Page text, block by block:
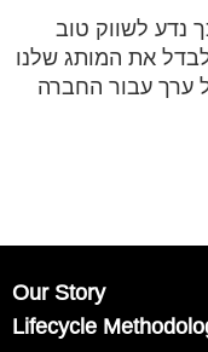
נדע לשווק טוב
את המותג שלנו
ערך עבור החברה
Our Story
Lifecycle